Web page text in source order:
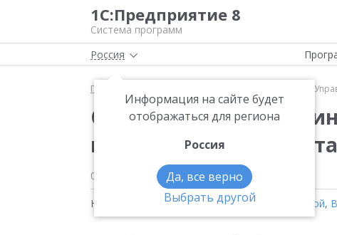
1С:Предприятие 8
Система программ
Россия
Информация на сайте будет
отображаться для региона
Россия
Да, все верно
Выбрать другой
Главная Смотрите запись вебинара
Смотрите запись
прибылью: точки
05.12.2019
Новости на тему:1С:Управление нашей фирмой,